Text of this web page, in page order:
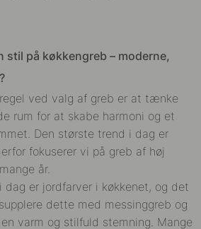
stil på køkkengreb – moderne,
ved valg af greb er at tænke
rum for at skabe harmoni og et
Den største trend i dag er
fokuserer vi på greb af høj
år.
er jordfarver i køkkenet, og det
dette med messinggreb og
varm og stilfuld stemning. Mange